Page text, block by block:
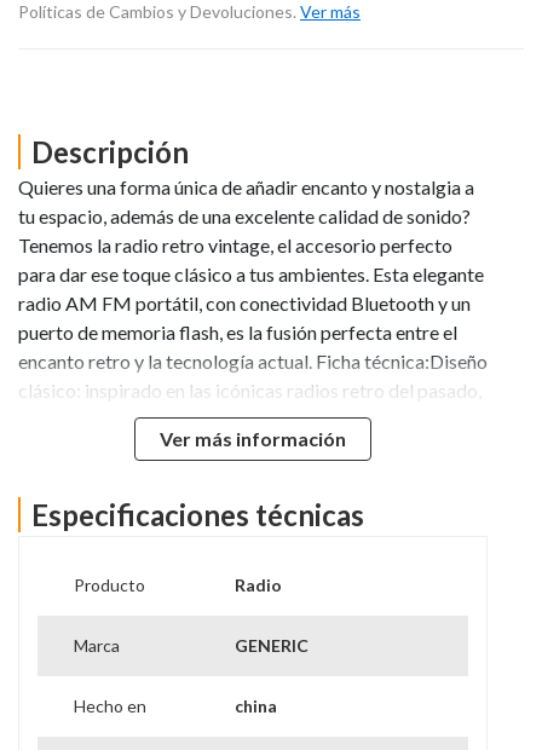
Políticas de Cambios y Devoluciones. Ver más
Descripción
Quieres una forma única de añadir encanto y nostalgia a
tu espacio, además de una excelente calidad de sonido?
Tenemos la radio retro vintage, el accesorio perfecto
para dar ese toque clásico a tus ambientes. Esta elegante
radio AM FM portátil, con conectividad Bluetooth y un
puerto de memoria flash, es la fusión perfecta entre el
encanto retro y la tecnología actual. Ficha técnica:Diseño
clásico: inspirado en las icónicas radios retro del pasado,
este modelo presenta líneas elegantes y detalles vintage
que capturan la esencia de décadas
retro, la radio también ofrece funciones modernas,
incluida la conectividad Bluetooth, que te permite
dispositivo, además de una entrada para memoria USB.
sintonizar manualmente las estaciones de radio AM/FM,
de radio.Alta calidad de sonido: sorpréndase con el
Ver más información
Especificaciones técnicas
Producto Radio
Marca GENERIC
Hecho en china